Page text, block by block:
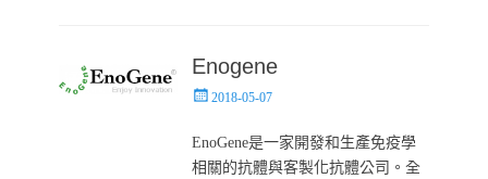
Enogene
Posted2018-05-07
EnoGene是一家開發和生產免疫學
相關的抗體與客製化抗體公司。全